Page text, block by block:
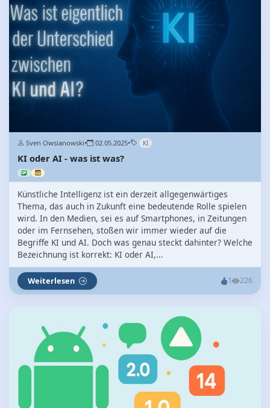
Sven Owsianowski• 02.05.2025• KI
KI oder AI - was ist was?
Künstliche Intelligenz ist ein derzeit allgegenwärtiges
Thema, das auch in Zukunft eine bedeutende Rolle spielen
wird. In den Medien, sei es auf Smartphones, in Zeitungen
oder im Fernsehen, stoßen wir immer wieder auf die
Begriffe KI und AI. Doch was genau steckt dahinter? Welche
Bezeichnung ist korrekt: KI oder AI,...
Weiterlesen 1 226